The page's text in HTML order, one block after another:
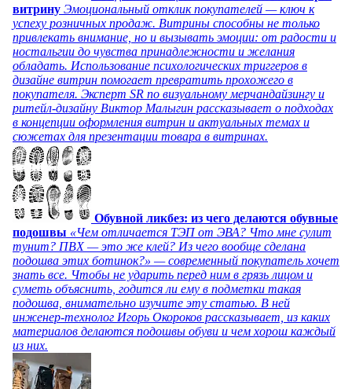
витрину Эмоциональный отклик покупателей — ключ к
успеху розничных продаж. Витрины способны не только
привлекать внимание, но и вызывать эмоции: от радости и
ностальгии до чувства принадлежности и желания
обладать. Использование психологических триггеров в
дизайне витрин помогает превратить прохожего в
покупателя. Эксперт SR по визуальному мерчандайзингу и
ритейл-дизайну Виктор Малыгин рассказывает о подходах
в концепции оформления витрин и актуальных темах и
сюжетах для презентации товара в витринах.
Обувной ликбез: из чего делаются обувные
подошвы «Чем отличается ТЭП от ЭВА? Что мне сулит
тунит? ПВХ — это же клей? Из чего вообще сделана
подошва этих ботинок?» — современный покупатель хочет
знать все. Чтобы не ударить перед ним в грязь лицом и
суметь объяснить, годится ли ему в подметки такая
подошва, внимательно изучите эту статью. В ней
инженер-технолог Игорь Окороков рассказывает, из каких
материалов делаются подошвы обуви и чем хорош каждый
из них.